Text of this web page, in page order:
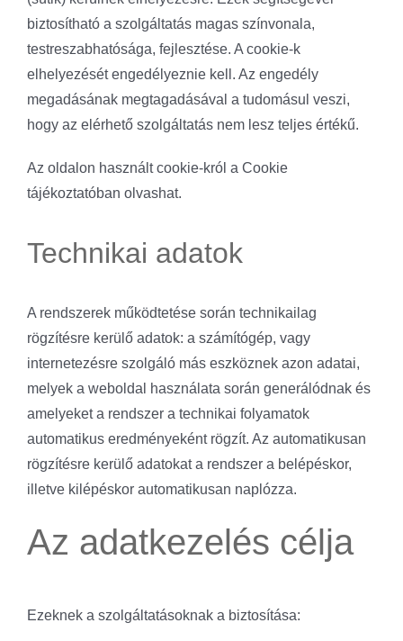
biztosítható a szolgáltatás magas színvonala,
testreszabhatósága, fejlesztése. A cookie-k
elhelyezését engedélyeznie kell. Az engedély
megadásának megtagadásával a tudomásul veszi,
hogy az elérhető szolgáltatás nem lesz teljes értékű.
Az oldalon használt cookie-król a Cookie
tájékoztatóban olvashat.
Technikai adatok
A rendszerek működtetése során technikailag
rögzítésre kerülő adatok: a számítógép, vagy
internetezésre szolgáló más eszköznek azon adatai,
melyek a weboldal használata során generálódnak és
amelyeket a rendszer a technikai folyamatok
automatikus eredményeként rögzít. Az automatikusan
rögzítésre kerülő adatokat a rendszer a belépéskor,
illetve kilépéskor automatikusan naplózza.
Az adatkezelés célja
Ezeknek a szolgáltatásoknak a biztosítása: